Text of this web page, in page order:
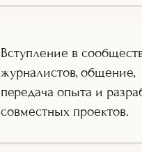
Вступление в
журналистов, общение,
передача опыта и
совместных проектов.